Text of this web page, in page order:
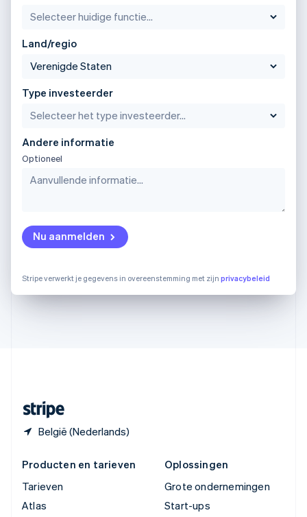
Land/regio
Type investeerder
Andere informatie
Optioneel
Nu aanmelden
Stripe verwerkt je gegevens in overeenstemming met zijn privacybeleid
België (Nederlands)
Portugal
Roemenië
English
English简体中文
EnglishItaliano
Slowakije
Spanje
EspañolEnglish
English
Vasteland van China
Verenigd Koninkrijk
Producten en tarieven
Tarieven
Atlas
Oplossingen
Grote ondernemingen
Start-ups